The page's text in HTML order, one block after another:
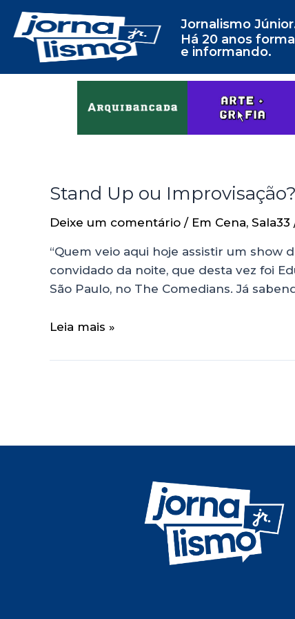
Jornalismo
Há 20 anos
e informando.
Stand Up ou Improvisação?
Deixe um comentário / Em Cena, Sala33
“Quem veio aqui hoje assistir um show
convidado da noite, que desta vez foi
São Paulo, no The Comedians. Já
Leia mais »